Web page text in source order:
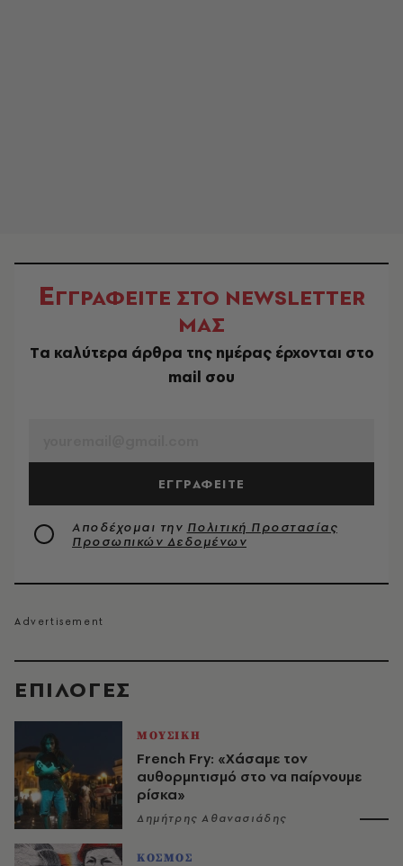
EΠΙΛΟΓΈΣ
ΜΟΥΣΙΚΗ
French Fry: «Χάσαμε τον
αυθορμητισμό στο να παίρνουμε
ρίσκα»
Δημήτρης Αθανασιάδης
ΚΟΣΜΟΣ
ΕΓΓΡΑΦΕΙΤΕ ΣΤΟ NEWSLETTER
ΜΑΣ
Tα καλύτερα άρθρα της ημέρας έρχονται στο
mail σου
ΕΓΓΡΑΦΕΙΤΕ
Αποδέχομαι την Πολιτική Προστασίας
Προσωπικών Δεδομένων